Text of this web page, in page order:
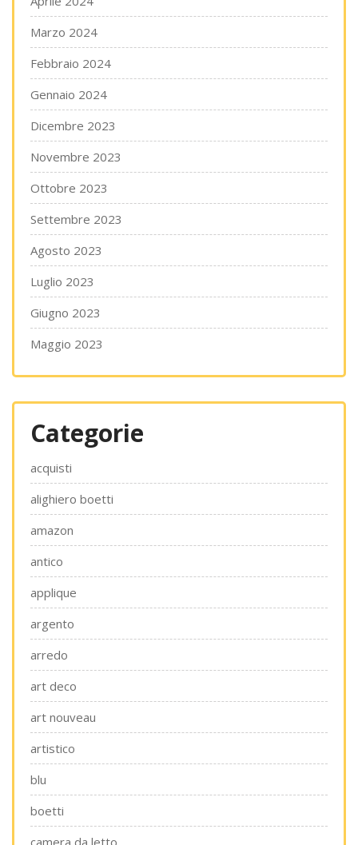
Marzo 2024
Febbraio 2024
Gennaio 2024
Dicembre 2023
Novembre 2023
Ottobre 2023
Settembre 2023
Agosto 2023
Luglio 2023
Giugno 2023
Maggio 2023
Categorie
acquisti
alighiero boetti
amazon
antico
applique
argento
arredo
art deco
art nouveau
artistico
blu
boetti